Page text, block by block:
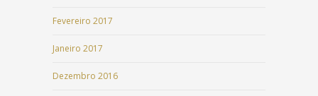
Fevereiro 2017
Janeiro 2017
Dezembro 2016